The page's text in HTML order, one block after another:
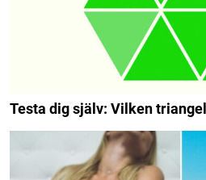
Testa dig själv: Vilken